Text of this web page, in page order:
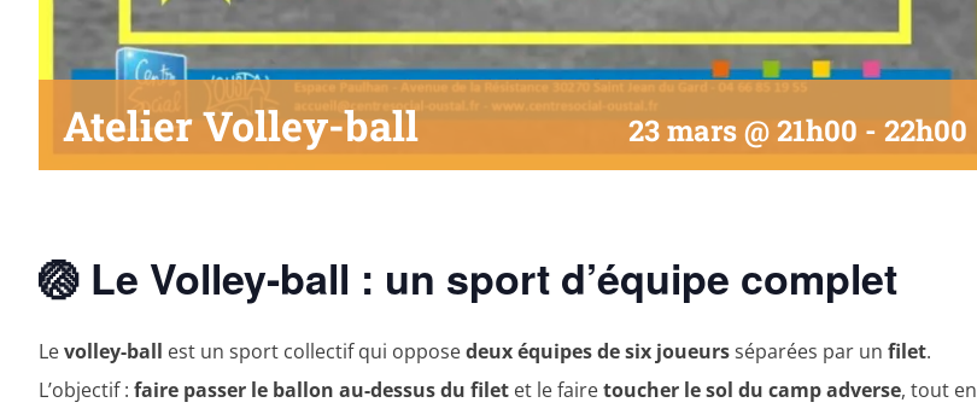
Atelier Volley-ball 23 mars @ 21h00 -22h00
🏐 Le Volley-ball : un sport d’équipe complet
Levolley-ball est un sport collectif qui opposedeux équipes de six joueursséparées par un filet.
L’objectif : faire passer le ballon au-dessus du filet et le fairetoucher le sol du camp adverse, tout en